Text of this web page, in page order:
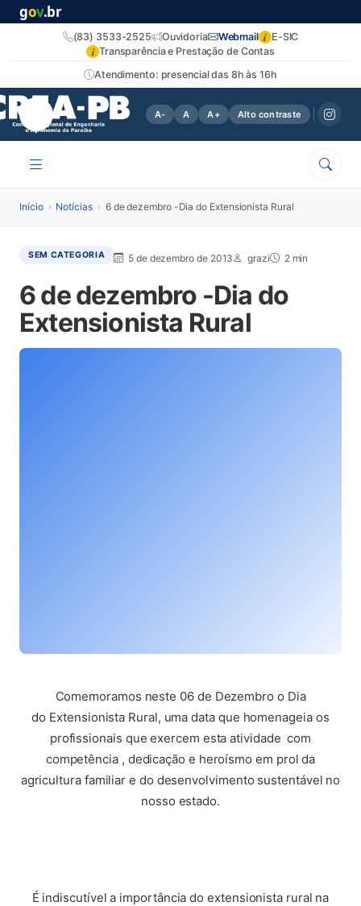
gov.br
Atendimento: presencial das 8h às 16h
(83) 3533-2525 Ouvidoria Webmail i E-SIC
i Transparência e Prestação de Contas
A- A A+ Alto contraste
Início › Notícias › 6 de dezembro -Dia do Extensionista Rural
SEM CATEGORIA 5 de dezembro de 2013 grazi 2 min
6 de dezembro -Dia do
Extensionista Rural
(abre em nova aba)
Comemoramos neste 06 de Dezembro o Dia
do Extensionista Rural, uma data que homenageia os
profissionais que exercem esta atividade com
competência , dedicação e heroísmo em prol da
agricultura familiar e do desenvolvimento sustentável no
nosso estado.
É indiscutível a importância do extensionista rural na